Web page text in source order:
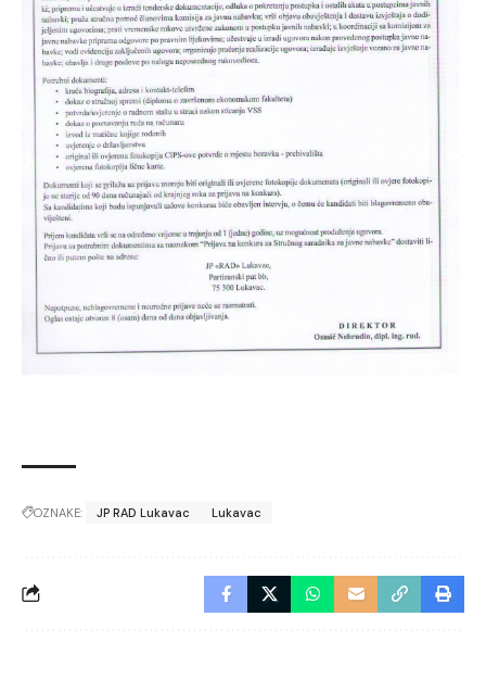
OZNAKE: JP RAD Lukavac Lukavac